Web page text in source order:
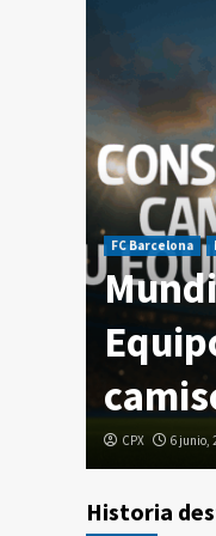
FC Barcelona
CPX 6 junio,
Historia